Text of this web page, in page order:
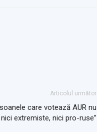
Articolul următor
care votează AUR nu
extremiste, nici pro-ruse”